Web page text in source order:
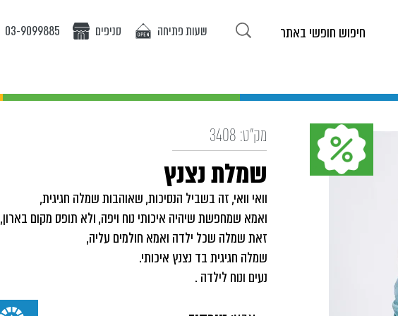
שעות פתיחה סניפים 03-9099885
3408 מק"ט:
שמלת נצנץ
וואי וואי, זה בשביל הנסיכות, שאוהבות שמלה חגיגית,
ואמא שמחפשת שיהיה איכותי נוח ויפה, ולא תופס מקום בארון,
זאת שמלה שכל ילדה ואמא חולמים עליה,
שמלה חגיגית בד נצנץ איכותי.
נעים ונוח לילדה .